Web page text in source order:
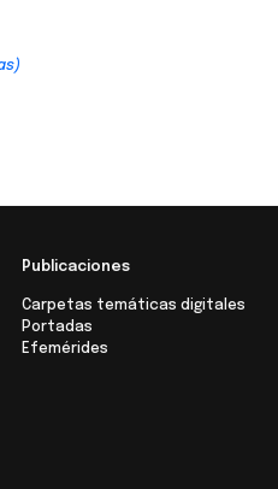
Publicaciones
Carpetas temáticas digitales
Portadas
Efemérides